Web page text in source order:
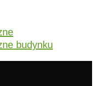
budynku